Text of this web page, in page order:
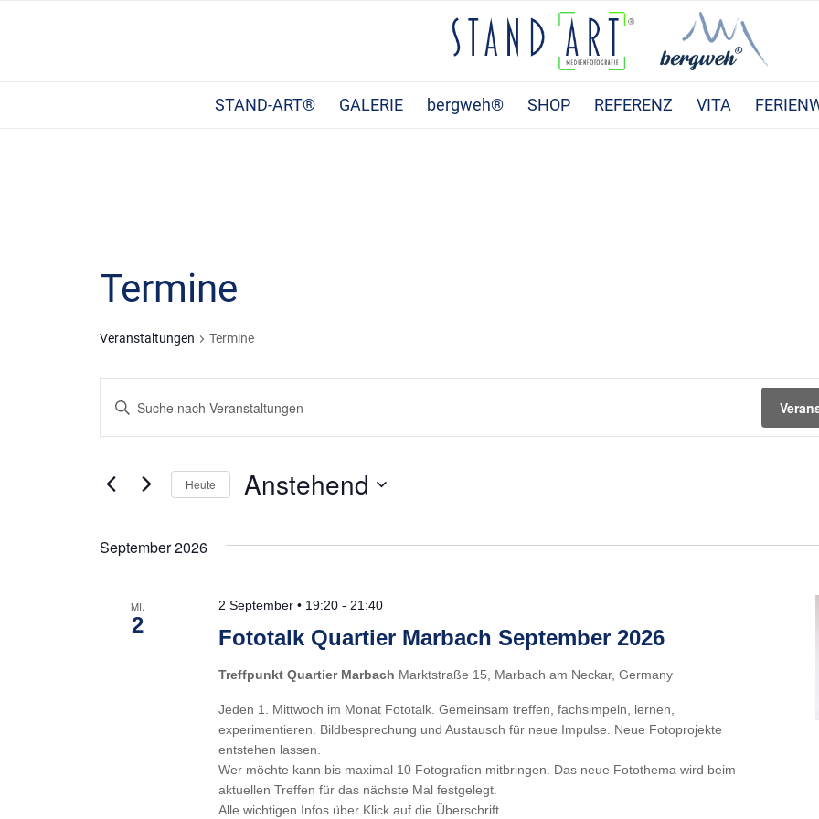
STAND-ART® GALERIE bergweh® SHOP REFERENZ VITA
Termine
Veranstaltungen Termine
Veranstaltungen
Veranstaltungen
Suche
Ansichten,
Navigation
Bitte
Suche
Schlüsselwort.
Heute Anstehend
wählen.
September 2026
MI.
2
Fototalk Quartier Marbach September 2026
2 September • 19:20 - 21:40
Treffpunkt Quartier Marbach Marktstraße 15, Marbach am Neckar, Germany
Jeden 1. Mittwoch im Monat Fototalk. Gemeinsam treffen, fachsimpeln, lernen,
experimentieren. Bildbesprechung und Austausch für neue Impulse. Neue Fotoprojekte
entstehen lassen.
Wer möchte kann bis maximal 10 Fotografien mitbringen. Das neue Fotothema wird beim
aktuellen Treffen für das nächste Mal festgelegt.
Alle wichtigen Infos über Klick auf die Überschrift.